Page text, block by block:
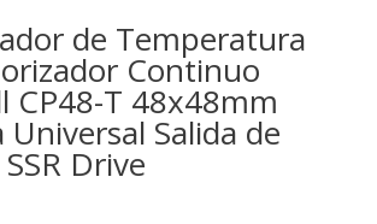
de Temperatura
Continuo
CP48-T 48x48mm
Universal Salida de
Drive